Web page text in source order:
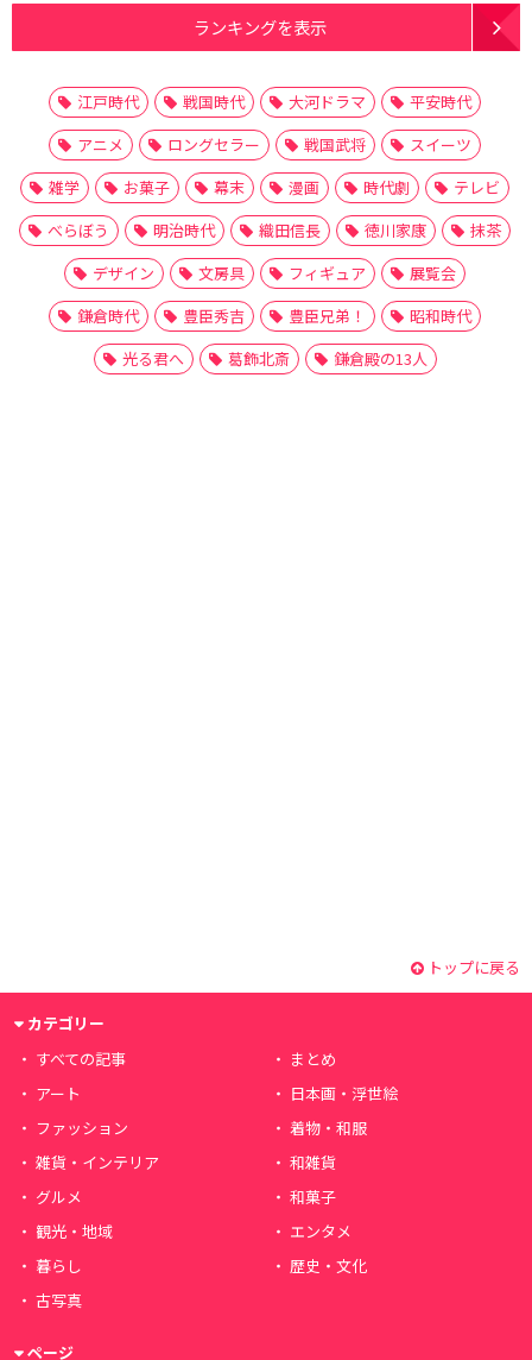
ランキングを表示
江戸時代 戦国時代 大河ドラマ
平安時代
アニメ
ロングセラー 戦国武将
スイーツ
雑学
お菓子 幕末 漫画 時代劇
テレビ
べらぼう
明治時代 織田信長 徳川家康
抹茶
デザイン
文房具 フィギュア
展覧会
鎌倉時代
豊臣秀吉 豊臣兄弟！
昭和時代
光る君へ
葛飾北斎 鎌倉殿の13人
トップに戻る
カテゴリー
すべての記事
まとめ
アート
日本画・浮世絵
ファッション
着物・和服
雑貨・インテリア
和雑貨
グルメ
和菓子
観光・地域
エンタメ
暮らし
歴史・文化
古写真
ページ